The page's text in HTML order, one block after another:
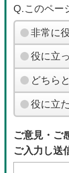
Q.このペー
非常に
役に立
どちら
役に立
ご意見・ご
ご入力し送